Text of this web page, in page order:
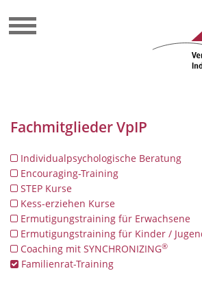
Fachmitglieder VpIP
Individualpsychologische Beratung
Encouraging-Training
STEP Kurse
Kess-erziehen Kurse
Ermutigungstraining für Erwachsene
Ermutigungstraining für Kinder /
Coaching mit SYNCHRONIZING®
Familienrat-Training